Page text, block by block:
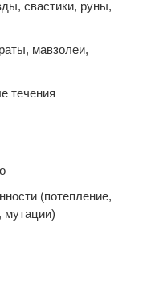
свастики, руны,
мавзолеи,
течения
(потепление,
мутации)